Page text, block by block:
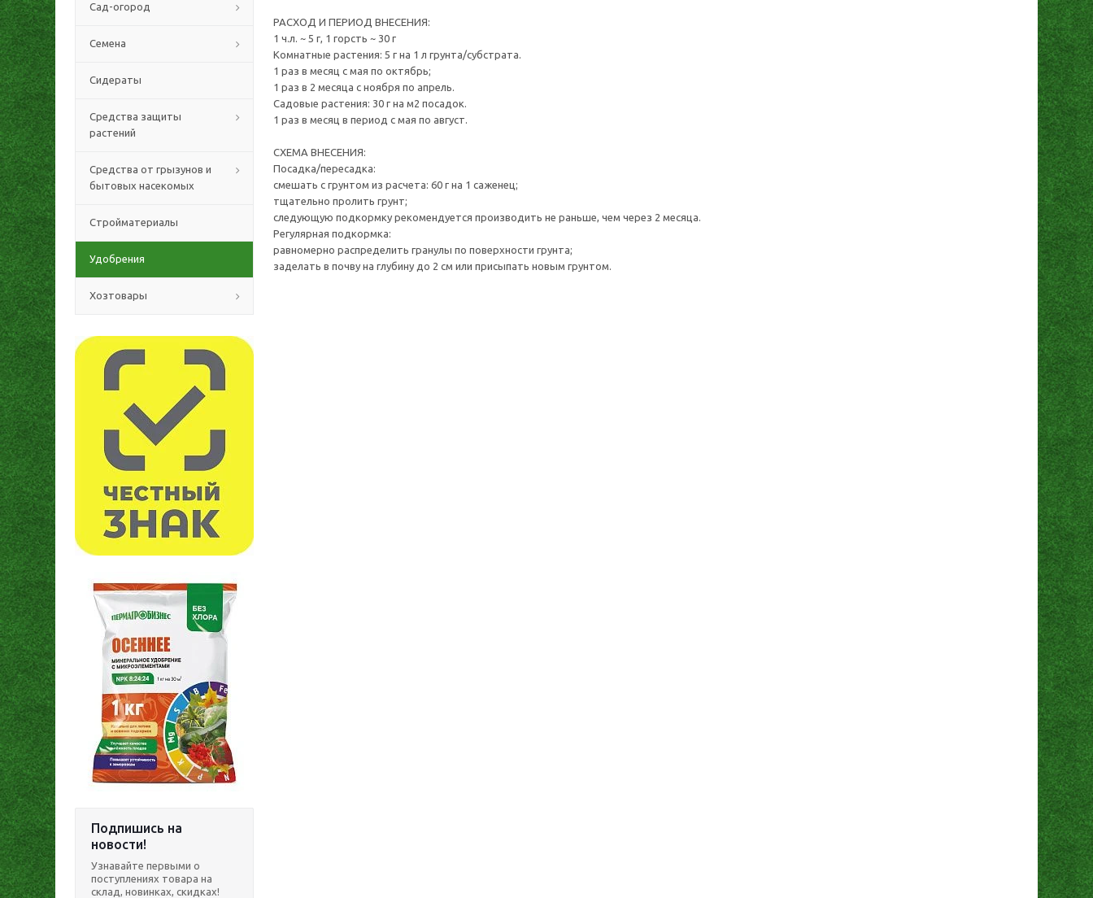
Сад-огород
Семена
Сидераты
Средства защиты
растений
Средства от грызунов и
бытовых насекомых
Стройматериалы
Удобрения
Хозтовары
Подпишись на
новости!
Узнавайте первыми о
поступлениях товара на
склад, новинках, скидках!
РАСХОД И ПЕРИОД ВНЕСЕНИЯ:
1 ч.л. ~ 5 г, 1 горсть ~ 30 г
Комнатные растения: 5 г на 1 л грунта/субстрата.
1 раз в месяц с мая по октябрь;
1 раз в 2 месяца с ноября по апрель.
Садовые растения: 30 г на м2 посадок.
1 раз в месяц в период с мая по август.
СХЕМА ВНЕСЕНИЯ:
Посадка/пересадка:
смешать с грунтом из расчета: 60 г на 1 саженец;
тщательно пролить грунт;
следующую подкормку рекомендуется производить не раньше, чем через 2 месяца.
Регулярная подкормка:
равномерно распределить гранулы по поверхности грунта;
заделать в почву на глубину до 2 см или присыпать новым грунтом.